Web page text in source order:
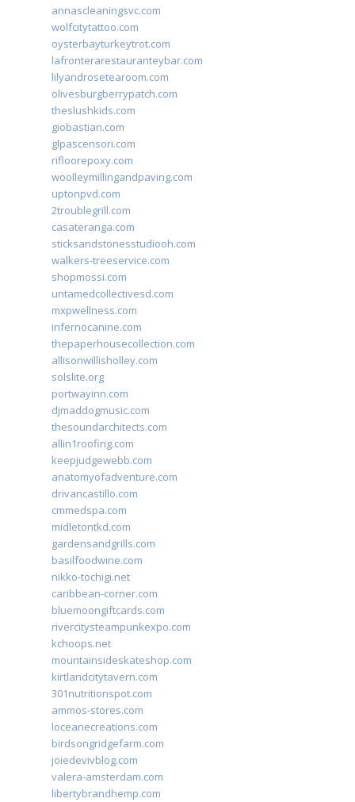
annascleaningsvc.com
wolfcitytattoo.com
oysterbayturkeytrot.com
lafronterarestauranteybar.com
lilyandrosetearoom.com
olivesburgberrypatch.com
theslushkids.com
giobastian.com
glpascensori.com
rifloorepoxy.com
woolleymillingandpaving.com
uptonpvd.com
2troublegrill.com
casateranga.com
sticksandstonesstudiooh.com
walkers-treeservice.com
shopmossi.com
untamedcollectivesd.com
mxpwellness.com
infernocanine.com
thepaperhousecollection.com
allisonwillisholley.com
solslite.org
portwayinn.com
djmaddogmusic.com
thesoundarchitects.com
allin1roofing.com
keepjudgewebb.com
anatomyofadventure.com
drivancastillo.com
cmmedspa.com
midletontkd.com
gardensandgrills.com
basilfoodwine.com
nikko-tochigi.net
caribbean-corner.com
bluemoongiftcards.com
rivercitysteampunkexpo.com
kchoops.net
mountainsideskateshop.com
kirtlandcitytavern.com
301nutritionspot.com
ammos-stores.com
loceanecreations.com
birdsongridgefarm.com
joiedevivblog.com
valera-amsterdam.com
libertybrandhemp.com